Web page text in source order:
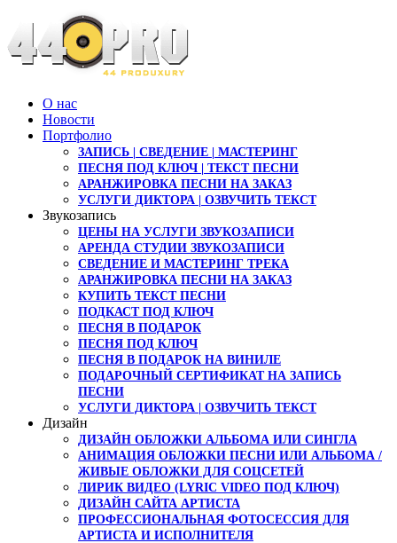
О нас
Новости
Портфолио
ЗАПИСЬ | СВЕДЕНИЕ | МАСТЕРИНГ
ПЕСНЯ ПОД КЛЮЧ | ТЕКСТ ПЕСНИ
АРАНЖИРОВКА ПЕСНИ НА ЗАКАЗ
УСЛУГИ ДИКТОРА | ОЗВУЧИТЬ ТЕКСТ
Звукозапись
ЦЕНЫ НА УСЛУГИ ЗВУКОЗАПИСИ
АРЕНДА СТУДИИ ЗВУКОЗАПИСИ
СВЕДЕНИЕ И МАСТЕРИНГ ТРЕКА
АРАНЖИРОВКА ПЕСНИ НА ЗАКАЗ
КУПИТЬ ТЕКСТ ПЕСНИ
ПОДКАСТ ПОД КЛЮЧ
ПЕСНЯ В ПОДАРОК
ПЕСНЯ ПОД КЛЮЧ
ПЕСНЯ В ПОДАРОК НА ВИНИЛЕ
ПОДАРОЧНЫЙ СЕРТИФИКАТ НА ЗАПИСЬ
ПЕСНИ
УСЛУГИ ДИКТОРА | ОЗВУЧИТЬ ТЕКСТ
Дизайн
ДИЗАЙН ОБЛОЖКИ АЛЬБОМА ИЛИ СИНГЛА
АНИМАЦИЯ ОБЛОЖКИ ПЕСНИ ИЛИ АЛЬБОМА /
ЖИВЫЕ ОБЛОЖКИ ДЛЯ СОЦСЕТЕЙ
ЛИРИК ВИДЕО (LYRIC VIDEO ПОД КЛЮЧ)
ДИЗАЙН САЙТА АРТИСТА
ПРОФЕССИОНАЛЬНАЯ ФОТОСЕССИЯ ДЛЯ
АРТИСТА И ИСПОЛНИТЕЛЯ